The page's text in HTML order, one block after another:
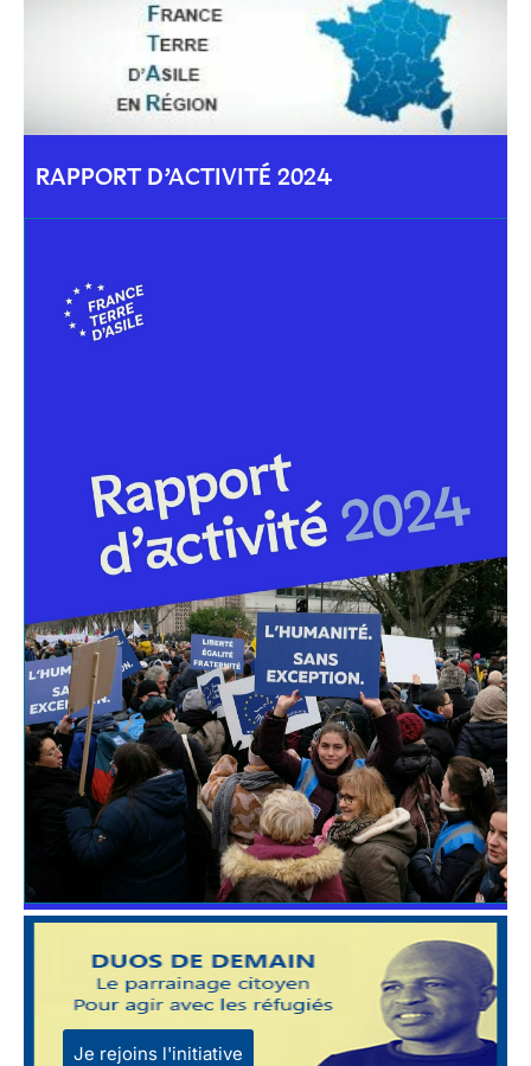
RAPPORT D’ACTIVITÉ 2024
Je rejoins l'initiative